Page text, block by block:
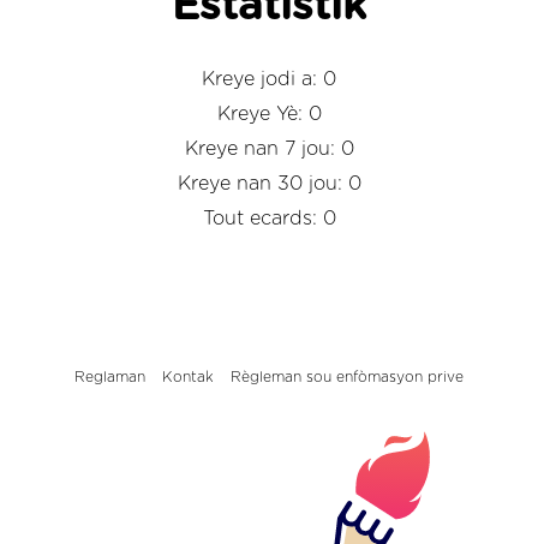
Kreye jodi a: 0
Kreye Yè: 0
Kreye nan 7 jou: 0
Kreye nan 30 jou: 0
Tout ecards: 0
Reglaman Kontak Règleman sou enfòmasyon prive